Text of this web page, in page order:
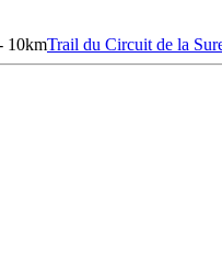
10kmTrail du Circuit de la